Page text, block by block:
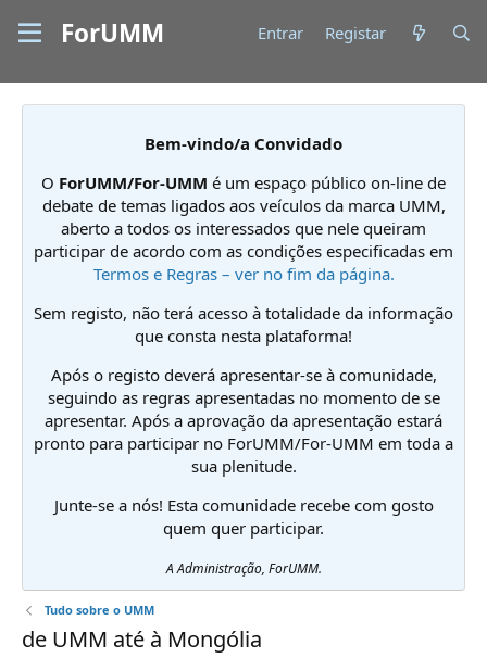
ForUMM Entrar Registar
Bem-vindo/a Convidado
O ForUMM/For-UMM é um espaço público on-line de
debate de temas ligados aos veículos da marca UMM,
aberto a todos os interessados que nele queiram
participar de acordo com as condições especificadas em
Termos e Regras – ver no fim da página.
Sem registo, não terá acesso à totalidade da informação
que consta nesta plataforma!
Após o registo deverá apresentar-se à comunidade,
seguindo as regras apresentadas no momento de se
apresentar. Após a aprovação da apresentação estará
pronto para participar no ForUMM/For-UMM em toda a
sua plenitude.
Junte-se a nós! Esta comunidade recebe com gosto
quem quer participar.
A Administração, ForUMM.
Tudo sobre o UMM
de UMM até à Mongólia